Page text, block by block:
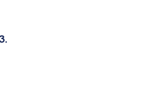
.